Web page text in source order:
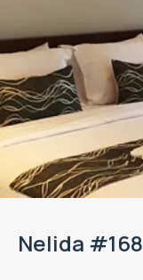
Nelida #168